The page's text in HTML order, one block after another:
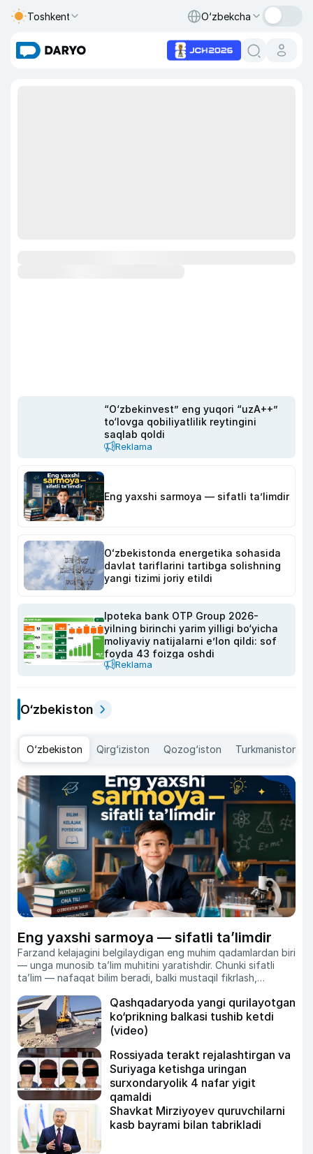
Toshkent O‘zbekcha
“O‘zbekinvest” eng yuqori “uzA++”
to‘lovga qobiliyatlilik reytingini
saqlab qoldi
Reklama
Eng yaxshi sarmoya — sifatli ta’limdir
Oʻzbekistonda energetika sohasida
davlat tariflarini tartibga solishning
yangi tizimi joriy etildi
Ipoteka bank OTP Group 2026-
yilning birinchi yarim yilligi bo‘yicha
moliyaviy natijalarni e’lon qildi: sof
foyda 43 foizga oshdi
Reklama
O‘zbekiston
O‘zbekiston Qirg‘iziston Qozog‘iston Turkmaniston
Eng yaxshi sarmoya — sifatli ta’limdir
Farzand kelajagini belgilaydigan eng muhim qadamlardan biri
— unga munosib ta’lim muhitini yaratishdir. Chunki sifatli
ta’lim — nafaqat bilim beradi, balki mustaqil fikrlash,
Qashqadaryoda yangi qurilayotgan
ko‘prikning balkasi tushib ketdi
(video)
Rossiyada terakt rejalashtirgan va
Suriyaga ketishga uringan
surxondaryolik 4 nafar yigit
qamaldi
Shavkat Mirziyoyev quruvchilarni
kasb bayrami bilan tabrikladi